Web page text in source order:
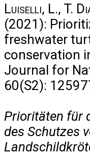
Luiselli, L., T.
(2021):
freshwater
conservation
Journal for
60(S2):
Prioritäten für
des Schutzes